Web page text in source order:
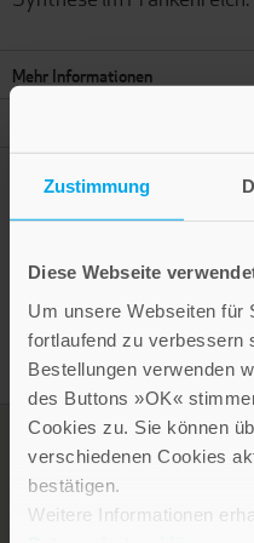
Zustimmung
Diese Webseite
Um unsere Webseiten für
fortlaufend zu verbessern
Bestellungen verwenden
des Buttons »OK«
Cookies zu. Sie können
verschiedenen Cookies
bestätigen.
Weitere Informationen
Mehr Informationen
Presseinformation drucken